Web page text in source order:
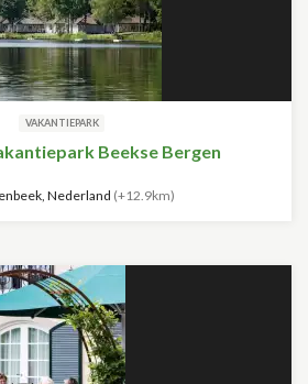
VAKANTIEPARK
Beekse Bergen
Nederland (+12.9km)